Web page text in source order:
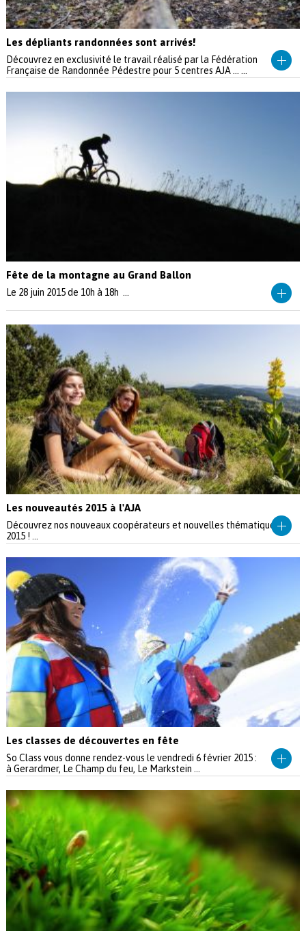
Les dépliants randonnées sont arrivés!
Découvrez en exclusivité le travail réalisé par la Fédération
Française de Randonnée Pédestre pour 5 centres AJA ... ...
Fête de la montagne au Grand Ballon
Le 28 juin 2015 de 10h à 18h ...
Les nouveautés 2015 à l'AJA
Découvrez nos nouveaux coopérateurs et nouvelles thématiques
2015 ! ...
Les classes de découvertes en fête
So Class vous donne rendez-vous le vendredi 6 février 2015 :
à Gerardmer, Le Champ du feu, Le Markstein ...